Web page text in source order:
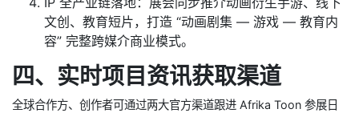
文创、教育短片，打造 “动画剧集 — 游戏 — 教育内
容” 完整跨媒介商业模式。
四、实时项目资讯获取渠道
全球合作方、创作者可通过两大官方渠道跟进 Afrika Toon 参展日